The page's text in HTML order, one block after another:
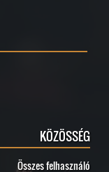
KÖZÖSSÉG
Összes felhasználó